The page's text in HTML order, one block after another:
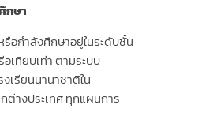
กษา
รือกำลังศึกษาอยู่ในระดับชั้น
เทียบเท่า ตามระบบ
งเรียนนานาชาติใน
ต่างประเทศ ทุกแผนการ